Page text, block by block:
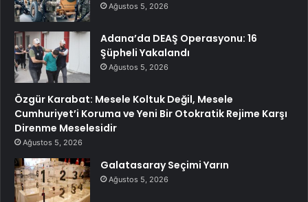
Ağustos 5, 2026
Adana’da DEAŞ Operasyonu: 16
Şüpheli Yakalandı
Ağustos 5, 2026
Özgür Karabat: Mesele Koltuk Değil, Mesele
Cumhuriyet’i Koruma ve Yeni Bir Otokratik Rejime Karşı
Direnme Meselesidir
Ağustos 5, 2026
Galatasaray Seçimi Yarın
Ağustos 5, 2026